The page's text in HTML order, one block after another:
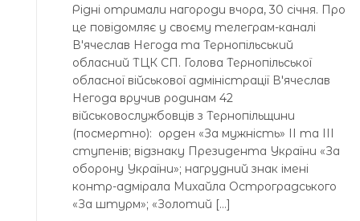
Рідні отримали нагороди вчора, 30 січня. Про
це повідомляє у своєму телеграм-каналі
Вʼячеслав Негода та Тернопільський
обласний ТЦК СП. Голова Тернопільської
обласної військової адміністрації Вʼячеслав
Негода вручив родинам 42
військовослужбовців з Тернопільщини
(посмертно): орден «За мужність» ІІ та ІІІ
ступенів; відзнаку Президента України «За
оборону України»; нагрудний знак імені
контр-адмірала Михайла Остроградського
«За штурм»; «Золотий […]